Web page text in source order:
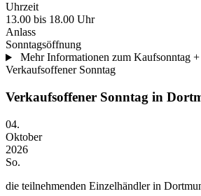
Uhrzeit
13.00 bis 18.00 Uhr
Anlass
Sonntagsöffnung
Mehr Informationen zum Kaufsonntag +
Verkaufsoffener Sonntag
Verkaufsoffener Sonntag in
04.
Oktober
2026
So.
die teilnehmenden Einzelhändler in